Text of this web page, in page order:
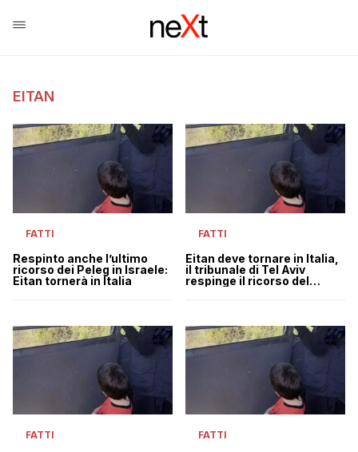
EITAN
FATTI
Respinto anche l’ultimo
ricorso dei Peleg in Israele:
Eitan tornerà in Italia
FATTI
Eitan deve tornare in Italia,
il tribunale di Tel Aviv
respinge il ricorso del
FATTI FATTI